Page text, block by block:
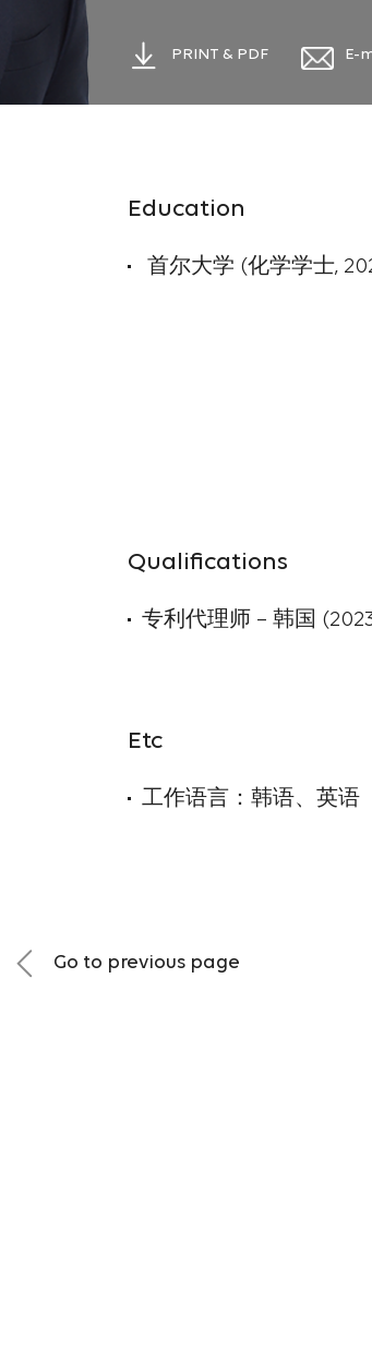
PRINT & PDF E-
Education
首尔大学 (化学学士,
Qualifications
专利代理师 – 韩国
Etc
工作语言：韩语、英语
Go to previous page